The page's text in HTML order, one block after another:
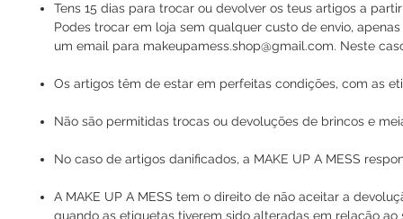
Tens 15 dias para trocar ou devolver os teus artigos a
Podes trocar em loja sem qualquer custo de envio,
um email para makeupamess.shop@gmail.com. Neste
Os artigos têm de estar em perfeitas condições, com as
Não são permitidas trocas ou devoluções de brincos e
No caso de artigos danificados, a MAKE UP A MESS
A MAKE UP A MESS tem o direito de não aceitar a
quando as etiquetas tiverem sido alteradas em relação